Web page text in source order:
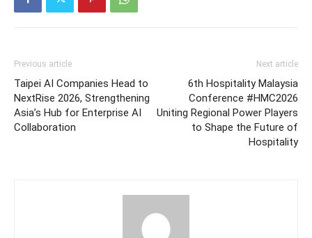
Previous article
Taipei AI Companies Head to
NextRise 2026, Strengthening
Asia’s Hub for Enterprise AI
Collaboration
Next article
6th Hospitality Malaysia
Conference #HMC2026
Uniting Regional Power Players
to Shape the Future of
Hospitality